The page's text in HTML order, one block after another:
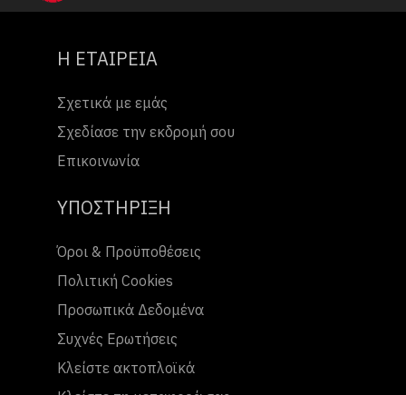
Η ΕΤΑΙΡΕΙΑ
Σχετικά με εμάς
Σχεδίασε την εκδρομή σου
Επικοινωνία
ΥΠΟΣΤΗΡΙΞΗ
Όροι & Προϋποθέσεις
Πολιτική Cookies
Προσωπικά Δεδομένα
Συχνές Ερωτήσεις
Κλείστε ακτοπλοϊκά